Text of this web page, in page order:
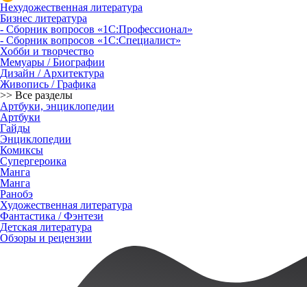
Нехудожественная литература
Бизнес литература
- Сборник вопросов «1С:Профессионал»
- Сборник вопросов «1С:Специалист»
Хобби и творчество
Мемуары / Биографии
Дизайн / Архитектура
Живопись / Графика
>> Все разделы
Артбуки, энциклопедии
Артбуки
Гайды
Энциклопедии
Комиксы
Супергероика
Манга
Манга
Ранобэ
Художественная литература
Фантастика / Фэнтези
Детская литература
Обзоры и рецензии